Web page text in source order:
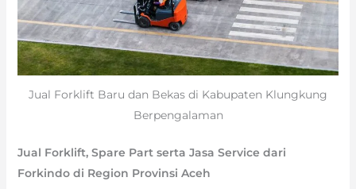
Jual Forklift Baru dan Bekas di Kabupaten Klungkung
Berpengalaman
Jual Forklift, Spare Part serta Jasa Service dari
Forkindo di Region Provinsi Aceh